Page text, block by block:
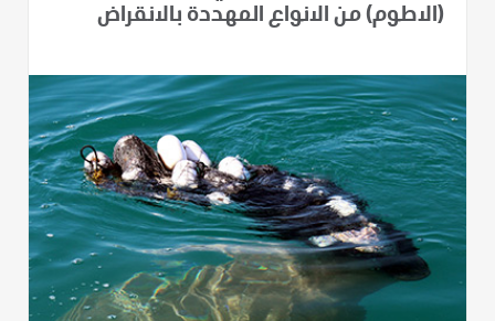
(الاطوم) من الانواع المهددة بالانقراض